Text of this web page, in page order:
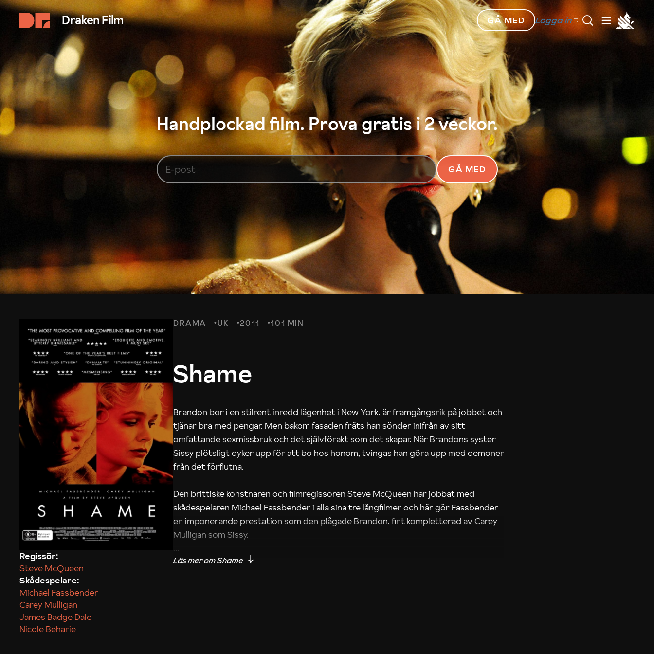
Draken Film GÅ MED Logga in
Handplockad film. Prova gratis i 2 veckor.
GÅ MED
DRAMA UK 2011 101 MIN
Shame
Brandon bor i en stilrent inredd lägenhet i New York, är framgångsrik på jobbet och
tjänar bra med pengar. Men bakom fasaden fräts han sönder inifrån av sitt
omfattande sexmissbruk och det självförakt som det skapar. När Brandons syster
Sissy plötsligt dyker upp för att bo hos honom, tvingas han göra upp med demoner
från det förflutna.
Den brittiske konstnären och filmregissören Steve McQueen har jobbat med
skådespelaren Michael Fassbender i alla sina tre långfilmer och här gör Fassbender
en imponerande prestation som den plågade Brandon, fint kompletterad av Carey
Mulligan som Sissy.
Precis som i McQueens debutfilm Hunger finns en lång tagning mitt i filmen som tar
Regissör:
Steve McQueen
Skådespelare:
Michael Fassbender
Carey Mulligan
James Badge Dale
Nicole Beharie